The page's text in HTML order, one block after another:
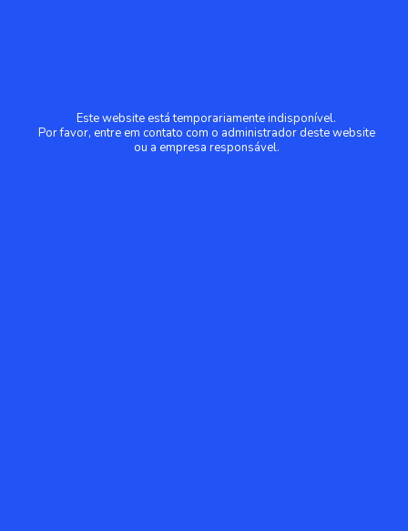
Este website está temporariamente indisponível.
Por favor, entre em contato com o administrador deste website
ou a empresa responsável.